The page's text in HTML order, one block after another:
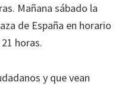
Mañana sábado la
de España en horario
horas.
y que vean